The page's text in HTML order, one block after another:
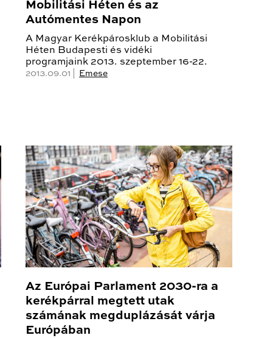
Mobilitási Héten és az
Autómentes Napon
A Magyar Kerékpárosklub a Mobilitási
Héten Budapesti és vidéki
programjaink 2013. szeptember 16-22.
2013.09.01 | Emese
Az Európai Parlament 2030-ra a
kerékpárral megtett utak
számának megduplázását várja
Európában